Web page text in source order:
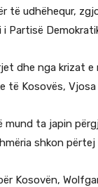
të udhëhequr,
Partisë
dhe nga krizat
të Kosovës, Vjosa
ta japin
shkon
Kosovën,